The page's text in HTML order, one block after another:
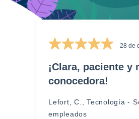
28 de
¡Clara, paciente y
conocedora!
Lefort, C., Tecnología -
empleados